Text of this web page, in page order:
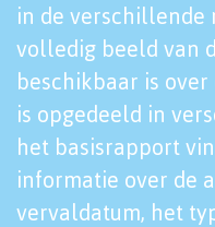
in de verschillende
volledig beeld van
beschikbaar is
is opgedeeld in
het basisrapport
informatie over de
vervaldatum, het